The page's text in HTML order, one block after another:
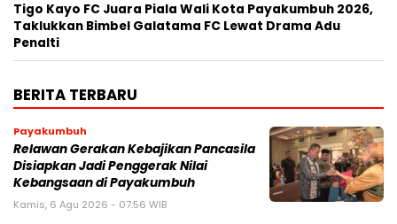
Tigo Kayo FC Juara Piala Wali Kota Payakumbuh 2026,
Taklukkan Bimbel Galatama FC Lewat Drama Adu
Penalti
BERITA TERBARU
Payakumbuh
Relawan Gerakan Kebajikan Pancasila
Disiapkan Jadi Penggerak Nilai
Kebangsaan di Payakumbuh
Kamis, 6 Agu 2026 - 07:56 WIB